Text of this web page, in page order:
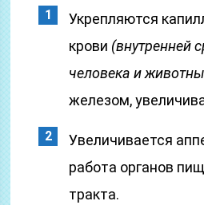
Укрепляются
крови (внутренней
человека и
железом,
Увеличивается
работа органов
тракта.